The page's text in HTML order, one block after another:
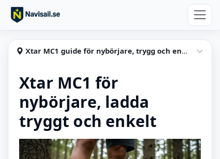
Hoppa till huvudinnehåll
Navisail
Xtar MC1 guide för nybörjare, trygg och enkel laddning
Xtar MC1 för
nybörjare, ladda
tryggt och enkelt